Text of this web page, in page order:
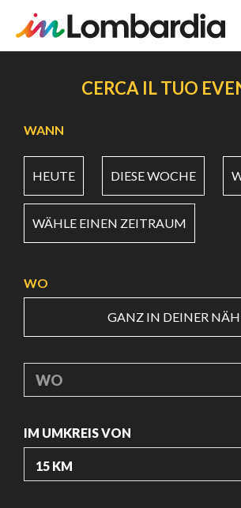
CERCA IL TUO
WANN
HEUTE DIESE WOCHE
WÄHLE EINEN ZEITRAUM
WO
GANZ IN DEINER
WO
IM UMKREIS VON